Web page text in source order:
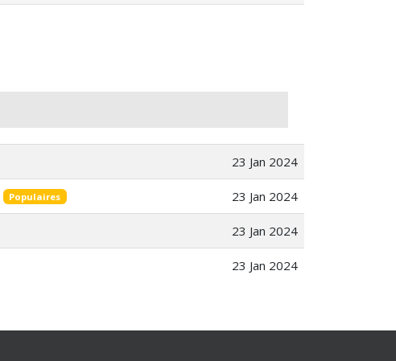
×
23 Jan 2024
Populaires 23 Jan 2024
23 Jan 2024
23 Jan 2024